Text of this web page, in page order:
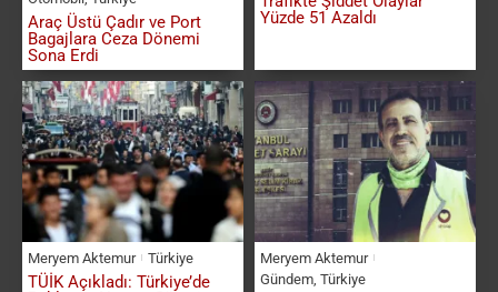
Araç Üstü Çadır ve Port
Bagajlara Ceza Dönemi
Sona Erdi
Yüzde 51 Azaldı
Meryem Aktemur Türkiye
TÜİK Açıkladı: Türkiye’de
Meryem Aktemur
Gündem Türkiye